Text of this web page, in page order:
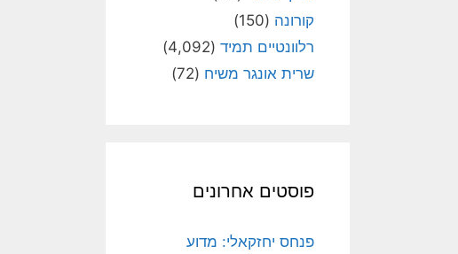
קורונה (150)
רלוונטיים תמיד (4,092)
שרית אונגר משיח (72)
פוסטים אחרונים
פנחס יחזקאלי: מדוע